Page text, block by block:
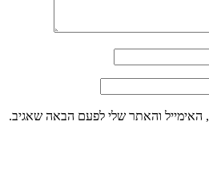
והאתר שלי לפעם הבאה שאגיב.